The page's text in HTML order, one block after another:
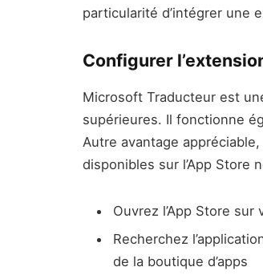
particularité d’intégrer une
Configurer
Microsoft Traducteur est
supérieures. Il fonctionne
Autre avantage
disponibles sur l’App Store
Ouvrez l’App Store
Recherchez
de la boutique d’apps